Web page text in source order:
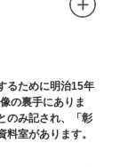
るために明治15年
の裏手にありま
のみ記され、「彰
室があります。